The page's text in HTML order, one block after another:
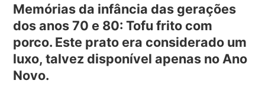
Memórias da infância das gerações
dos anos 70 e 80: Tofu frito com
porco. Este prato era considerado um
luxo, talvez disponível apenas no Ano
Novo.